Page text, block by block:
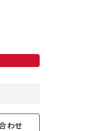
わせ